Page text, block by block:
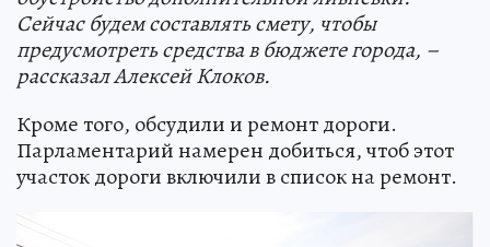
Сейчас будем составлять смету, чтобы
предусмотреть средства в бюджете города, –
рассказал Алексей Клоков.
Кроме того, обсудили и ремонт дороги.
Парламентарий намерен добиться, чтоб этот
участок дороги включили в список на ремонт.